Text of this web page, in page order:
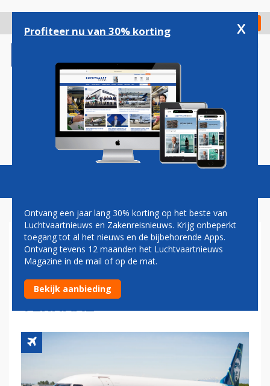
gaan
Check in
Magazine Podcasts Vacatures
PADDOGEBRUIKENDE PILOOT
DIE VLIEGTUIG WILDE LATEN
CRASHEN VERTELT ZIJN
VERHAAL
Profiteer nu van 30% korting x
Ontvang een jaar lang 30% korting op het beste van
Luchtvaartnieuws en Zakenreisnieuws. Krijg onbeperkt
toegang tot al het nieuws en de bijbehorende Apps.
Ontvang tevens 12 maanden het Luchtvaartnieuws
Magazine in de mail of op de mat.
Bekijk aanbieding